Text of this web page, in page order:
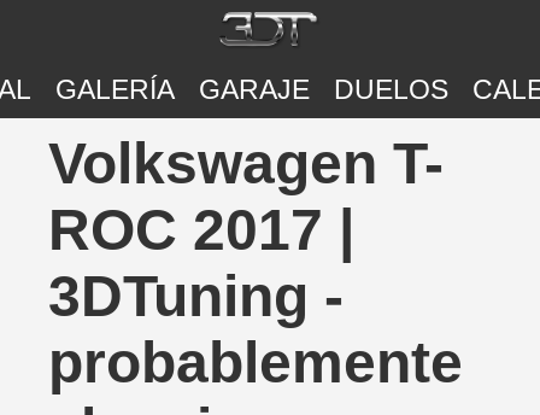
GALERÍA GARAJE DUELOS
Volkswagen T-
ROC 2017 |
3DTuning -
probablemente